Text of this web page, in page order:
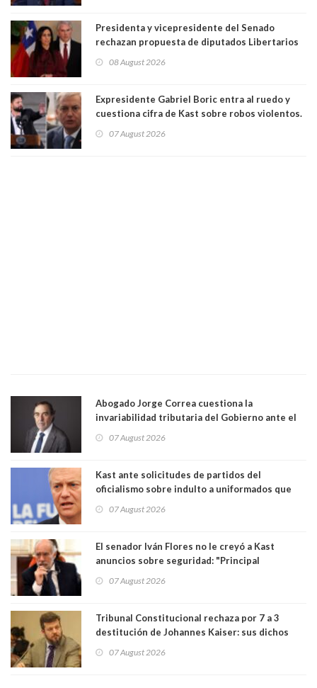
Presidenta y vicepresidente del Senado
rechazan propuesta de diputados Libertarios
"Constituye un camino equivocado"
08 August 2026
Expresidente Gabriel Boric entra al ruedo y
cuestiona cifra de Kast sobre robos violentos.
07 August 2026
Abogado Jorge Correa cuestiona la
invariabilidad tributaria del Gobierno ante el
democracia” y "defendemos la alternancia en el
07 August 2026
Kast ante solicitudes de partidos del
oficialismo sobre indulto a uniformados que
07 August 2026
El senador Iván Flores no le creyó a Kast
anuncios sobre seguridad: "Principal
perseguir ruta del dinero y levantar secreto
07 August 2026
Tribunal Constitucional rechaza por 7 a 3
destitución de Johannes Kaiser: sus dichos
justicia constitucional porque no es diputado
07 August 2026